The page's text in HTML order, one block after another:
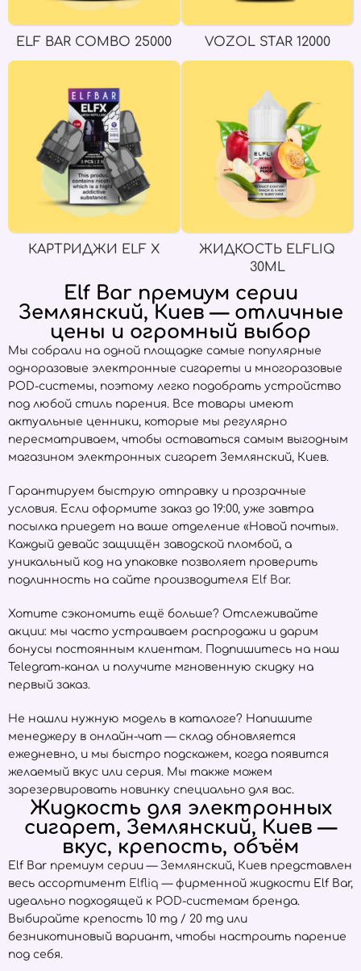
ELF BAR COMBO 25000 VOZOL STAR 12000
КАРТРИДЖИ ELF X
ЖИДКОСТЬ ELFLIQ
30ML
Elf Bar премиум серии
Землянский, Киев — отличные
цены и огромный выбор
Мы собрали на одной площадке самые популярные
одноразовые электронные сигареты и многоразовые
POD-системы, поэтому легко подобрать устройство
под любой стиль парения. Все товары имеют
актуальные ценники, которые мы регулярно
пересматриваем, чтобы оставаться самым выгодным
магазином электронных сигарет Землянский, Киев.
Гарантируем быструю отправку и прозрачные
условия. Если оформите заказ до 19:00, уже завтра
посылка приедет на ваше отделение «Новой почты».
Каждый девайс защищён заводской пломбой, а
уникальный код на упаковке позволяет проверить
подлинность на сайте производителя Elf Bar.
Хотите сэкономить ещё больше? Отслеживайте
акции: мы часто устраиваем распродажи и дарим
бонусы постоянным клиентам. Подпишитесь на наш
Telegram-канал и получите мгновенную скидку на
первый заказ.
Не нашли нужную модель в каталоге? Напишите
менеджеру в онлайн-чат — склад обновляется
ежедневно, и мы быстро подскажем, когда появится
желаемый вкус или серия. Мы также можем
зарезервировать новинку специально для вас.
Жидкость для электронных
сигарет, Землянский, Киев —
вкус, крепость, объём
Elf Bar премиум серии — Землянский, Киев представлен
весь ассортимент Elfliq — фирменной жидкости Elf Bar,
идеально подходящей к POD-системам бренда.
Выбирайте крепость 10 mg / 20 mg или
безникотиновый вариант, чтобы настроить парение
под себя.